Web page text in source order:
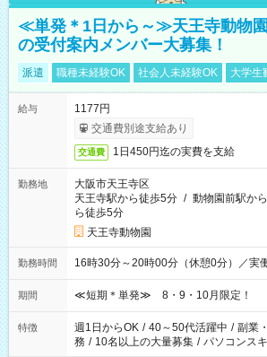
≪単発＊1日から～≫天王寺動物
の受付案内メンバー大募集！
派遣 職種未経験OK 社会人未経験OK 大学生
給与
1177円
交通費別途支給あり
交通費 1日450円迄の実費を支給
勤務地
大阪市天王寺区
天王寺駅から徒歩5分 / 動物園前駅か
ら徒歩5分
天王寺動物園
勤務時間 16時30分～20時00分（休憩0分）／実
期間 ≪短期＊単発≫ 8・9・10月限定！
特徴 週1日からOK / 40～50代活躍中 / 副業
務 / 10名以上の大量募集 / パソコンス